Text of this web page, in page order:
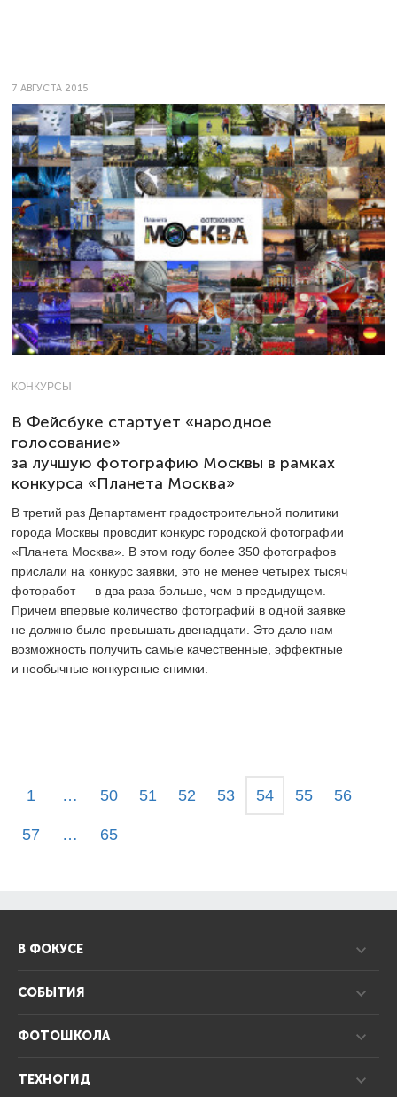
7 АВГУСТА 2015
КОНКУРСЫ
В Фейсбуке стартует «народное
голосование»
за лучшую фотографию Москвы в рамках
конкурса «Планета Москва»
В третий раз Департамент градостроительной политики
города Москвы проводит конкурс городской фотографии
«Планета Москва». В этом году более 350 фотографов
прислали на конкурс заявки, это не менее четырех тысяч
фоторабот — в два раза больше, чем в предыдущем.
Причем впервые количество фотографий в одной заявке
не должно было превышать двенадцати. Это дало нам
возможность получить самые качественные, эффектные
и необычные конкурсные снимки.
1 … 50 51 52 53 54 55 56
57 … 65
В ФОКУСЕ
СОБЫТИЯ
ФОТОШКОЛА
ТЕХНОГИД